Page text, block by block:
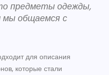
предметы одежды,
мы общаемся с
для описания
которые стали